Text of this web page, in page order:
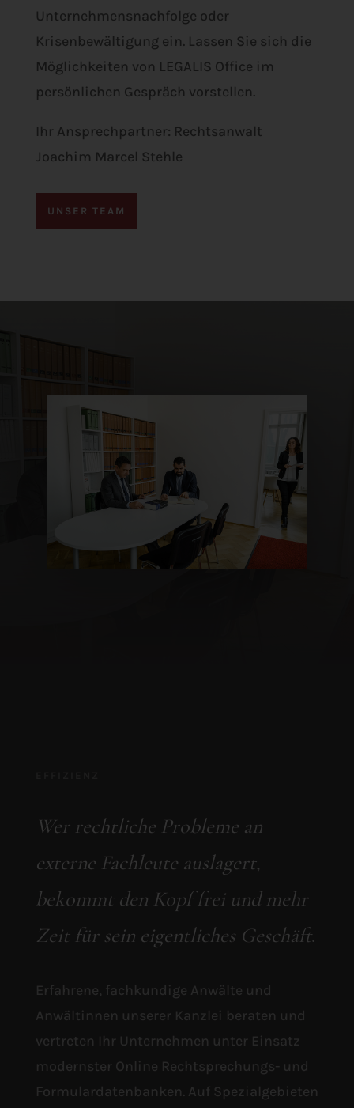
Unternehmensnachfolge oder
Krisenbewältigung ein. Lassen Sie sich die
Möglichkeiten von LEGALIS Office im
persönlichen Gespräch vorstellen.
Ihr Ansprechpartner: Rechtsanwalt
Joachim Marcel Stehle
UNSER TEAM
Wer rechtliche Probleme an
externe Fachleute auslagert,
bekommt den Kopf frei und mehr
Zeit für sein eigentliches Geschäft.
Erfahrene, fachkundige Anwälte und
Anwältinnen unserer Kanzlei beraten und
vertreten Ihr Unternehmen unter Einsatz
modernster Online Rechtsprechungs- und
Formulardatenbanken. Auf Spezialgebieten